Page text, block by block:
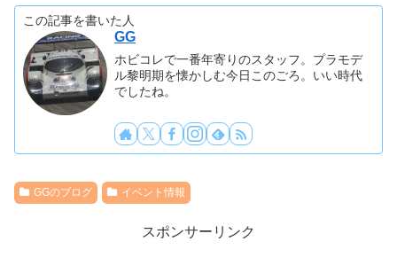
この記事を書いた人
GG
ホビコレで一番年寄りのスタッフ。プラモデ
ル黎明期を懐かしむ今日このごろ。いい時代
でしたね。
GGのブログ イベント情報
スポンサーリンク